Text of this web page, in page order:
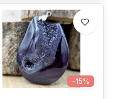
-15%